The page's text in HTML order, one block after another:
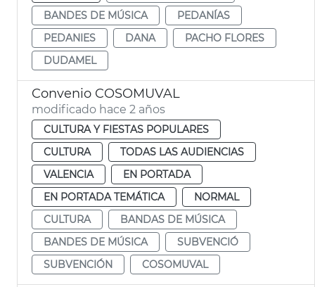
BANDES DE MÚSICA
PEDANÍAS
PEDANIES
DANA
PACHO FLORES
DUDAMEL
Convenio COSOMUVAL
modificado hace 2 años
CULTURA Y FIESTAS POPULARES
CULTURA
TODAS LAS AUDIENCIAS
VALENCIA
EN PORTADA
EN PORTADA TEMÁTICA
NORMAL
CULTURA
BANDAS DE MÚSICA
BANDES DE MÚSICA
SUBVENCIÓ
SUBVENCIÓN
COSOMUVAL